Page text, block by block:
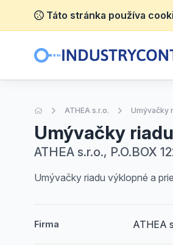
Táto stránka používa
Úvodná stránka
ATHEA s.r.o. Umývačky
Umývačky riadu
ATHEA s.r.o., P.O.BOX
Umývačky riadu výklopné a
Firma ATHEA